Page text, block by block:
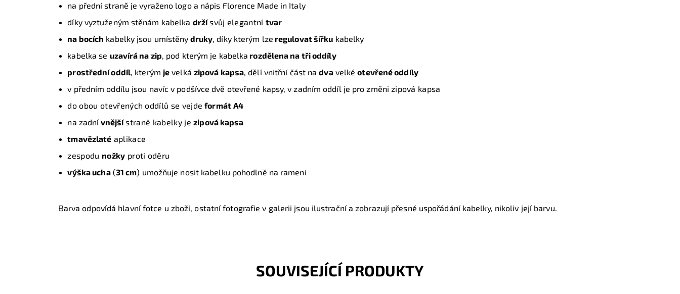
na přední straně je vyraženo logo a nápis Florence Made in Italy
díky vyztuženým stěnám kabelka držísvůj elegantnítvar
na bocích kabelky jsou umístěny druky, díky kterým lze regulovat šířku kabelky
kabelka se uzavírá na zip, pod kterým je kabelka rozdělena na tři oddíly
prostřední oddíl, kterým je velká zipová kapsa, dělí vnitřní část nadvavelkéotevřené oddíly
v předním oddílu jsou navíc v podšívce dvě otevřené kapsy, v zadním oddíl je pro změni zipová kapsa
do obou otevřených oddílů se vejde formát A4
na zadnívnějšístraně kabelky jezipová kapsa
tmavězlaté aplikace
zespodu nožky proti oděru
výška ucha(31 cm) umožňuje nosit kabelku pohodlně na rameni
Barva odpovídá hlavní fotce u zboží, ostatní fotografie v galerii jsou ilustrační a zobrazují přesné uspořádání kabelky, nikoliv její barvu.
SOUVISEJÍCÍ PRODUKTY